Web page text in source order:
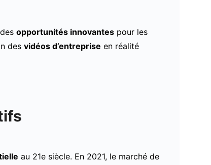
opportunités innovantes pour les
des vidéos d’entreprise en réalité
au 21e siècle. En 2021, le marché de